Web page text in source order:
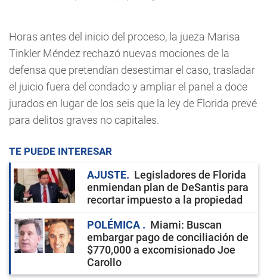
Horas antes del inicio del proceso, la jueza Marisa
Tinkler Méndez rechazó nuevas mociones de la
defensa que pretendían desestimar el caso, trasladar
el juicio fuera del condado y ampliar el panel a doce
jurados en lugar de los seis que la ley de Florida prevé
para delitos graves no capitales.
TE PUEDE INTERESAR
AJUSTE
Legisladores de Florida
enmiendan plan de DeSantis para
recortar impuesto a la propiedad
POLÉMICA
Miami: Buscan
embargar pago de conciliación de
$770,000 a excomisionado Joe
Carollo